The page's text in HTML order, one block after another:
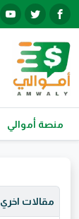
منصة أموالي
مقالات